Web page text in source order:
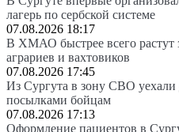
лагерь по сербской системе
07.08.2026 18:17
В ХМАО быстрее всего растут
аграриев и вахтовиков
07.08.2026 17:45
Из Сургута в зону СВО
посылками бойцам
07.08.2026 17:13
Оформление пациентов в